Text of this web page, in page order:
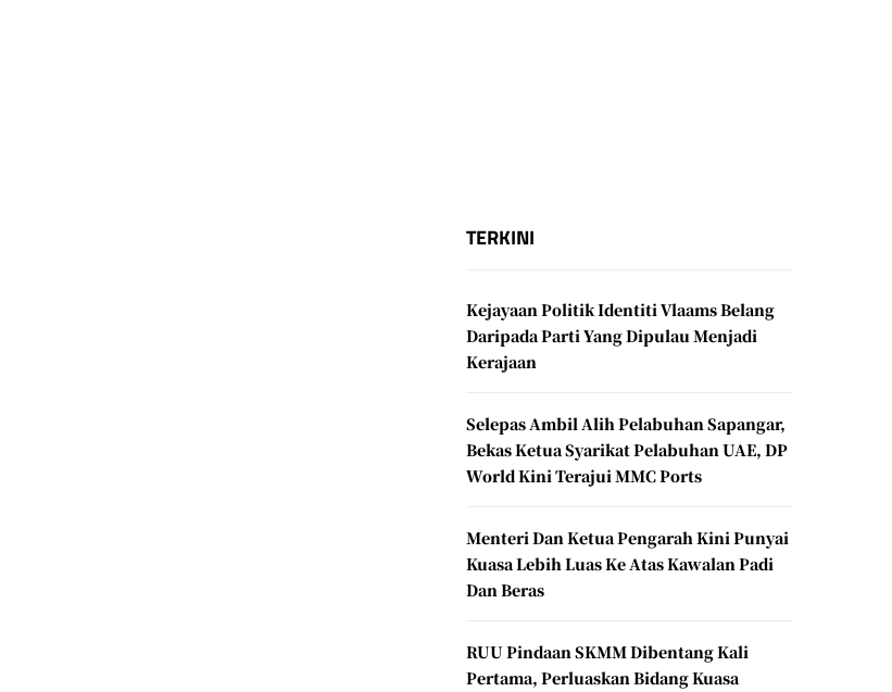
TERKINI
Kejayaan Politik Identiti Vlaams Belang
Daripada Parti Yang Dipulau Menjadi
Kerajaan
Selepas Ambil Alih Pelabuhan Sapangar,
Bekas Ketua Syarikat Pelabuhan UAE, DP
World Kini Terajui MMC Ports
Menteri Dan Ketua Pengarah Kini Punyai
Kuasa Lebih Luas Ke Atas Kawalan Padi
Dan Beras
RUU Pindaan SKMM Dibentang Kali
Pertama, Perluaskan Bidang Kuasa